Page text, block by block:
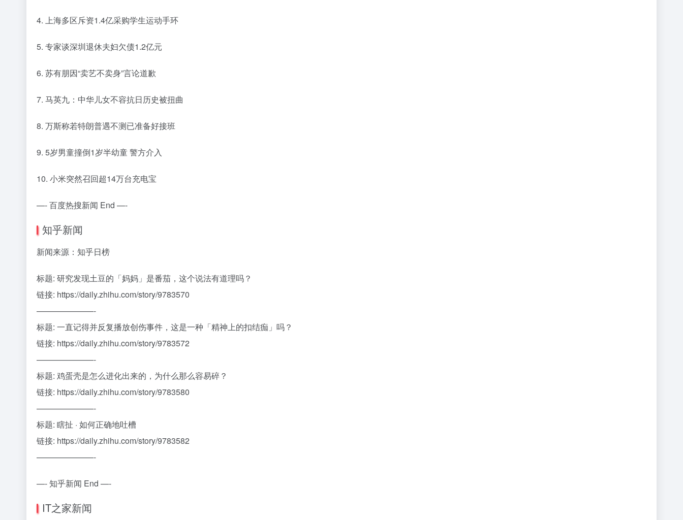
4. 上海多区斥资1.4亿采购学生运动手环
5. 专家谈深圳退休夫妇欠债1.2亿元
6. 苏有朋因“卖艺不卖身”言论道歉
7. 马英九：中华儿女不容抗日历史被扭曲
8. 万斯称若特朗普遇不测已准备好接班
9. 5岁男童撞倒1岁半幼童 警方介入
10. 小米突然召回超14万台充电宝
—- 百度热搜新闻 End —-
知乎新闻
新闻来源：知乎日榜
标题: 研究发现土豆的「妈妈」是番茄，这个说法有道理吗？
链接: https://daily.zhihu.com/story/9783570
———————-
标题: 一直记得并反复播放创伤事件，这是一种「精神上的扣结痂」吗？
链接: https://daily.zhihu.com/story/9783572
———————-
标题: 鸡蛋壳是怎么进化出来的，为什么那么容易碎？
链接: https://daily.zhihu.com/story/9783580
———————-
标题: 瞎扯 · 如何正确地吐槽
链接: https://daily.zhihu.com/story/9783582
———————-
—- 知乎新闻 End —-
IT之家新闻